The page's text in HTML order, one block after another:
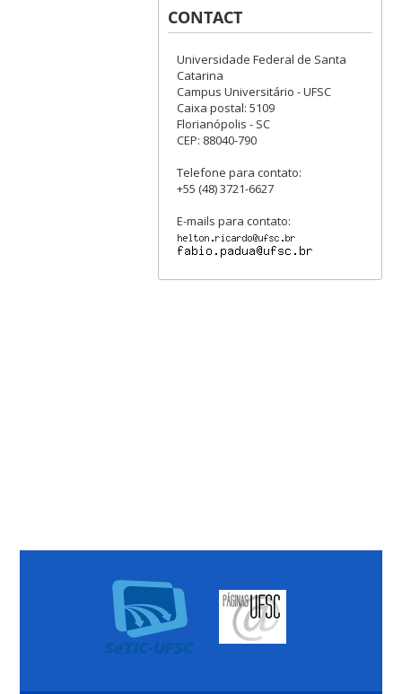
CONTACT
Universidade Federal de Santa
Catarina
Campus Universitário - UFSC
Caixa postal: 5109
Florianópolis - SC
CEP: 88040-790
Telefone para contato:
+55 (48) 3721-6627
E-mails para contato: